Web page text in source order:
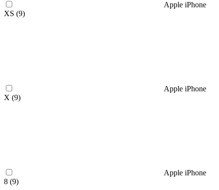
Apple iPhone
XS (9)
Apple iPhone
X (9)
Apple iPhone
8 (9)